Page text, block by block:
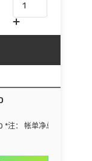
*注： 帐单净总额指扣除